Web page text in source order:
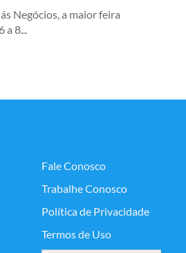
Negócios, a maior feira
a 8...
Fale Conosco
Trabalhe Conosco
Política de Privacidade
Termos de Uso